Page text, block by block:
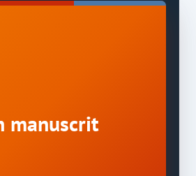
manuscrit